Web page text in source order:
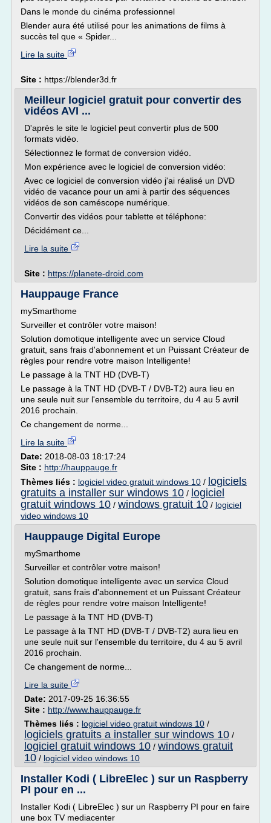
Dans le monde du cinéma professionnel
Blender aura été utilisé pour les animations de films à
succès tel que « Spider...
Lire la suite
Site : https://blender3d.fr
Meilleur logiciel gratuit pour convertir des
vidéos AVI ...
D'après le site le logiciel peut convertir plus de 500
formats vidéo.
Sélectionnez le format de conversion vidéo.
Mon expérience avec le logiciel de conversion vidéo:
Avec ce logiciel de conversion vidéo j'ai réalisé un DVD
vidéo de vacance pour un ami à partir des séquences
vidéos de son caméscope numérique.
Convertir des vidéos pour tablette et téléphone:
Décidément ce...
Lire la suite
Site : https://planete-droid.com
Hauppauge France
mySmarthome
Surveiller et contrôler votre maison!
Solution domotique intelligente avec un service Cloud
gratuit, sans frais d'abonnement et un Puissant Créateur de
règles pour rendre votre maison Intelligente!
Le passage à la TNT HD (DVB-T)
Le passage à la TNT HD (DVB-T / DVB-T2) aura lieu en
une seule nuit sur l'ensemble du territoire, du 4 au 5 avril
2016 prochain.
Ce changement de norme...
Lire la suite
Date: 2018-08-03 18:17:24
Site : http://hauppauge.fr
Thèmes liés : logiciel video gratuit windows 10 / logiciels
gratuits a installer sur windows 10 / logiciel
gratuit windows 10 / windows gratuit 10 / logiciel
video windows 10
Hauppauge Digital Europe
mySmarthome
Surveiller et contrôler votre maison!
Solution domotique intelligente avec un service Cloud
gratuit, sans frais d'abonnement et un Puissant Créateur
de règles pour rendre votre maison Intelligente!
Le passage à la TNT HD (DVB-T)
Le passage à la TNT HD (DVB-T / DVB-T2) aura lieu en
une seule nuit sur l'ensemble du territoire, du 4 au 5 avril
2016 prochain.
Ce changement de norme...
Lire la suite
Date: 2017-09-25 16:36:55
Site : http://www.hauppauge.fr
Thèmes liés : logiciel video gratuit windows 10 /
logiciels gratuits a installer sur windows 10 /
logiciel gratuit windows 10 / windows gratuit
10 / logiciel video windows 10
Installer Kodi ( LibreElec ) sur un Raspberry
PI pour en ...
Installer Kodi ( LibreElec ) sur un Raspberry PI pour en faire
une box TV mediacenter